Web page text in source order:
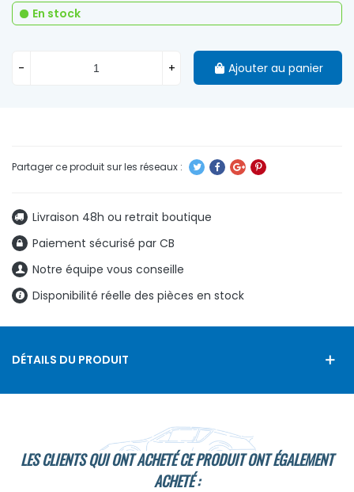
Livraison 48h ou retrait boutique
Paiement sécurisé par CB
Notre équipe vous conseille
Disponibilité réelle des pièces en stock
En stock
- + Ajouter au panier
DÉTAILS DU PRODUIT
LES CLIENTS QUI ONT ACHETÉ CE PRODUIT ONT ÉGALEMENT
ACHETÉ :